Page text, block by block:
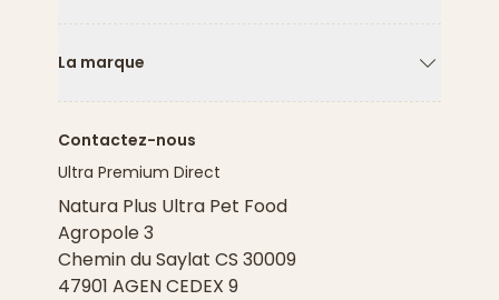
La marque
Contactez-nous
Ultra Premium Direct
Natura Plus Ultra Pet Food
Agropole 3
Chemin du Saylat CS 30009
47901 AGEN CEDEX 9